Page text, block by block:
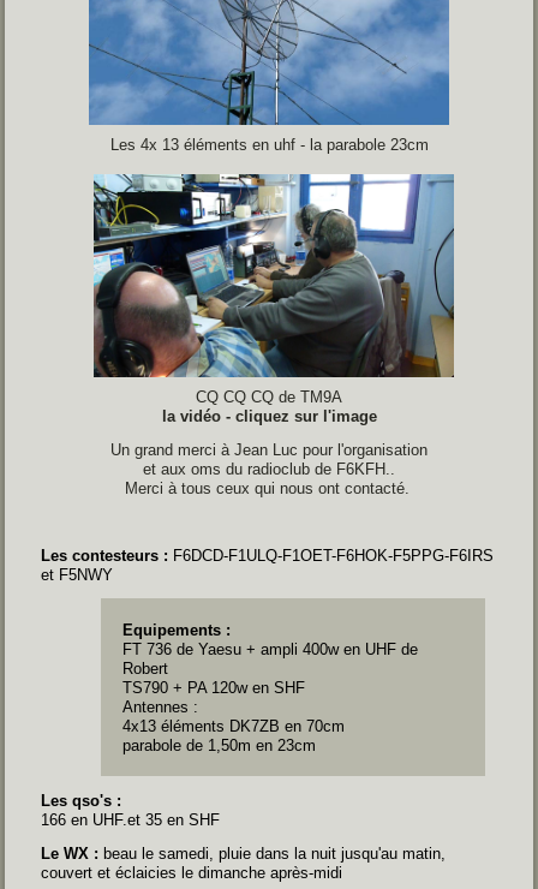
Les 4x 13 éléments en uhf - la parabole 23cm
CQ CQ CQ de TM9A
la vidéo - cliquez sur l'image
Un grand merci à Jean Luc pour l'organisation
et aux oms du radioclub de F6KFH..
Merci à tous ceux qui nous ont contacté.
Les contesteurs : F6DCD-F1ULQ-F1OET-F6HOK-F5PPG-F6IRS
et F5NWY
Equipements :
FT 736 de Yaesu + ampli 400w en UHF de
Robert
TS790 + PA 120w en SHF
Antennes :
4x13 éléments DK7ZB en 70cm
parabole de 1,50m en 23cm
Les qso's :
166 en UHF.et 35 en SHF
Le WX : beau le samedi, pluie dans la nuit jusqu'au matin,
couvert et éclaicies le dimanche après-midi